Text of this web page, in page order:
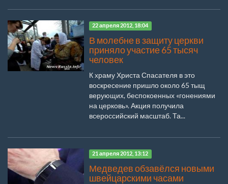
22 апреля 2012, 18:04
В молебне в защиту церкви
приняло участие 65 тысяч
человек
К храму Христа Спасателя в это
воскресение пришло около 65 тыщ
верующих, беспокоенных «гонениями
на церковь». Акция получила
всероссийский масштаб. Та...
21 апреля 2012, 13:12
Медведев обзавёлся новыми
швейцарскими часами